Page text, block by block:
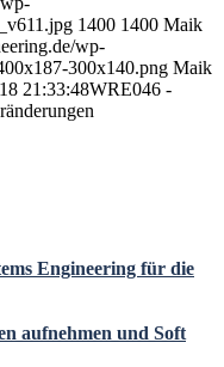
1400 1400 Maik
wp-
300x140.png Maik
21:33:48WRE046 -
Engineering für die
aufnehmen und Soft